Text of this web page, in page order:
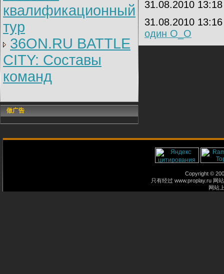
квалификационный
тур
36ON.RU BATTLE
CITY: Составы
команд
做广告
31.08.2010
31.08.2010
один О_О
Copyright ©
只有经过 www.proplay.ru 网
网站